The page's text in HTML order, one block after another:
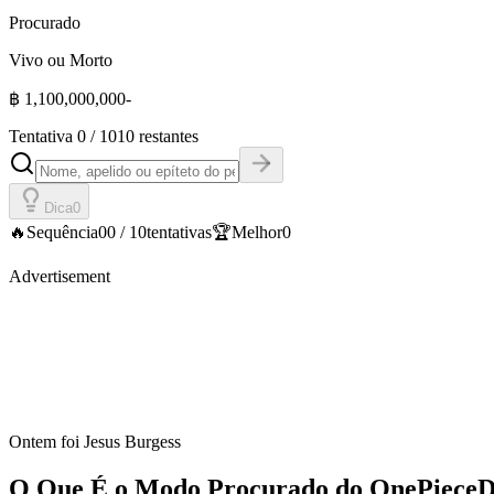
Procurado
Vivo ou Morto
฿ 1,100,000,000-
Tentativa 0 / 1010 restantes
Dica0
🔥 Sequência00 / 10tentativas🏆Melhor0
Advertisement
Ontem foi Jesus Burgess
O Que É o Modo Procurado do